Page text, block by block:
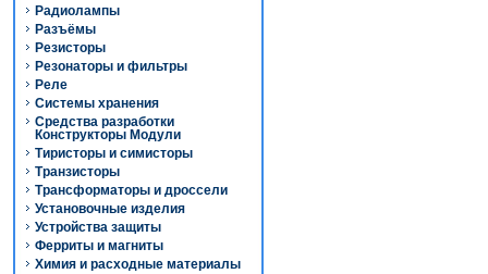
Радиолампы
Разъёмы
Резисторы
Резонаторы и фильтры
Реле
Системы хранения
Средства разработки
Конструкторы Модули
Тиристоры и симисторы
Транзисторы
Трансформаторы и дроссели
Установочные изделия
Устройства защиты
Ферриты и магниты
Химия и расходные материалы